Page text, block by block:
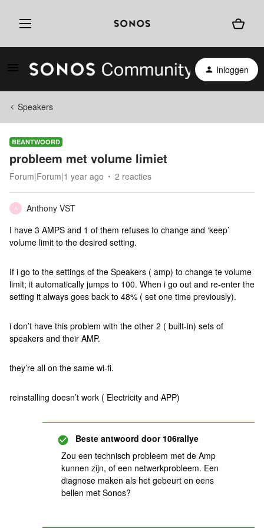
Inloggen
Speakers
BEANTWOORD
probleem met volume limiet
Forum|Forum|1 year ago 2 reacties
A
Anthony VST
I have 3 AMPS and 1 of them refuses to change and ‘keep’
volume limit to the desired setting.
If i go to the settings of the Speakers ( amp) to change te volume
limit; it automatically jumps to 100. When i go out and re-enter the
setting it always goes back to 48% ( set one time previously).
i don’t have this problem with the other 2 ( built-in) sets of
speakers and their AMP.
they’re all on the same wi-fi.
reinstalling doesn’t work ( Electricity and APP)
Beste antwoord door106rallye
Zou een technisch probleem met de Amp
kunnen zijn, of een netwerkprobleem. Een
diagnose maken als het gebeurt en eens
bellen met Sonos?